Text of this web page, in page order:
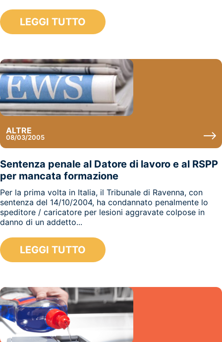
LEGGI TUTTO
ALTRE
08/03/2005
Sentenza penale al Datore di lavoro e al RSPP
per mancata formazione
Per la prima volta in Italia, il Tribunale di Ravenna, con
sentenza del 14/10/2004, ha condannato penalmente lo
speditore / caricatore per lesioni aggravate colpose in
danno di un addetto...
LEGGI TUTTO